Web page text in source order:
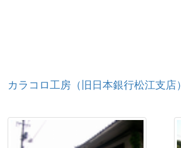
カラコロ工房（旧日本銀行松江支店